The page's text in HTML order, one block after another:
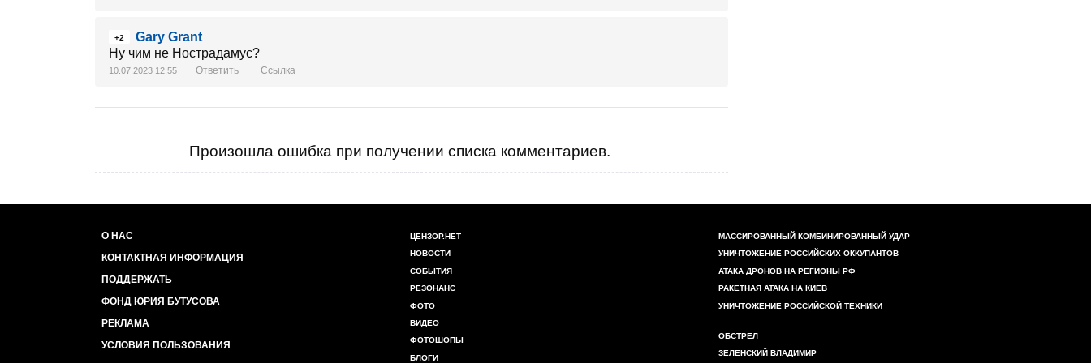
+2
Gary Grant
Ну чим не Нострадамус?
10.07.2023 12:55 Ответить Ссылка
Произошла ошибка при получении списка комментариев.
О НАС
КОНТАКТНАЯ ИНФОРМАЦИЯ
ПОДДЕРЖАТЬ
ФОНД ЮРИЯ БУТУСОВА
РЕКЛАМА
УСЛОВИЯ ПОЛЬЗОВАНИЯ
ЦЕНЗОР.НЕТ
НОВОСТИ
СОБЫТИЯ
РЕЗОНАНС
ФОТО
ВИДЕО
ФОТОШОПЫ
БЛОГИ
МАССИРОВАННЫЙ КОМБИНИРОВАННЫЙ УДАР
УНИЧТОЖЕНИЕ РОССИЙСКИХ ОККУПАНТОВ
АТАКА ДРОНОВ НА РЕГИОНЫ РФ
РАКЕТНАЯ АТАКА НА КИЕВ
УНИЧТОЖЕНИЕ РОССИЙСКОЙ ТЕХНИКИ
ОБСТРЕЛ
ЗЕЛЕНСКИЙ ВЛАДИМИР